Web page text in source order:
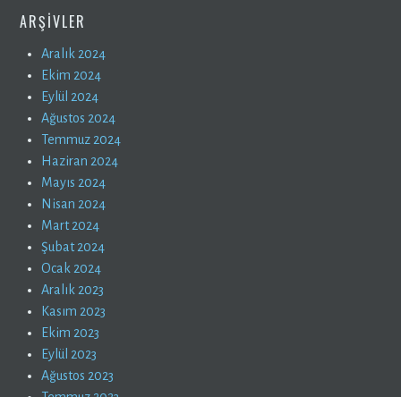
ARŞIVLER
Aralık 2024
Ekim 2024
Eylül 2024
Ağustos 2024
Temmuz 2024
Haziran 2024
Mayıs 2024
Nisan 2024
Mart 2024
Şubat 2024
Ocak 2024
Aralık 2023
Kasım 2023
Ekim 2023
Eylül 2023
Ağustos 2023